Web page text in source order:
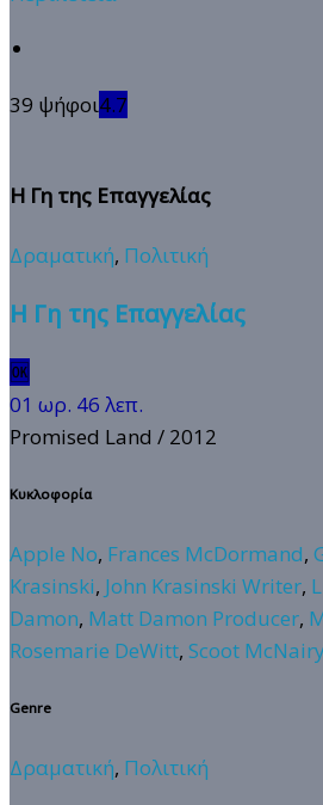
39 ψήφοι4.7
Η Γη της Επαγγελίας
Δραματική, Πολιτική
Η Γη της Επαγγελίας
🆗
01 ωρ. 46 λεπ.
Promised Land / 2012
Κυκλοφορία
Apple No, Frances McDormand,
Krasinski, John Krasinski Writer,
Damon, Matt Damon Producer,
Rosemarie DeWitt, Scoot McNairy
Genre
Δραματική, Πολιτική